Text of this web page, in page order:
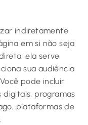
indiretamente
em si não seja
ela serve
sua audiência
pode incluir
digitais, programas
plataformas de